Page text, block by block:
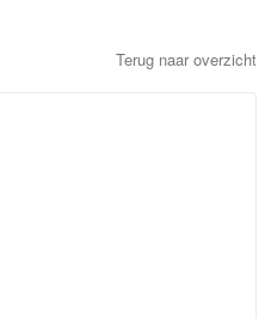
Terug naar overzicht